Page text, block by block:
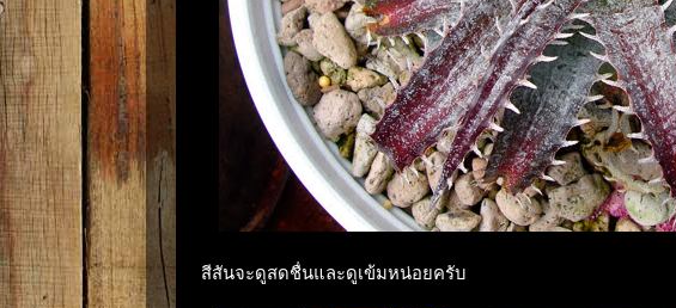
สีสันจะดูสดชื่นและดูเข้มหน่อยครับ